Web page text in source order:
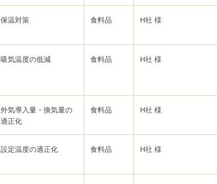
保温対策 食料品 H社 様
吸気温度の低減 食料品 H社 様
外気導入量・換気量の
適正化
食料品 H社 様
設定温度の適正化 食料品 H社 様